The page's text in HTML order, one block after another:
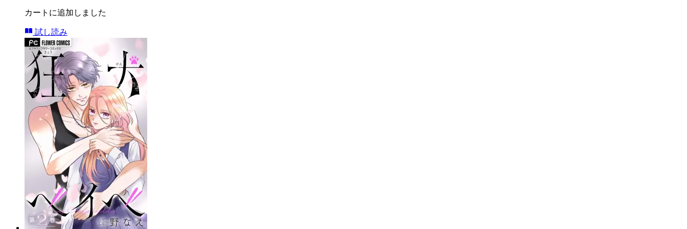
カートに追加しました
試し読み